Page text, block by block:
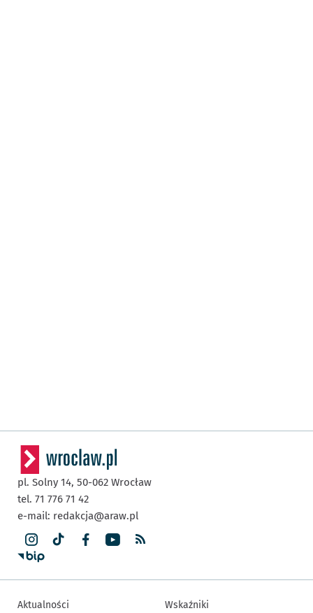
pl. Solny 14, 50-062 Wrocław
tel. 71 776 71 42
e-mail: redakcja@araw.pl
Aktualności Wskaźniki